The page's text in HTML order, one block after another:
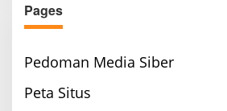
Pages
Pedoman Media Siber
Peta Situs